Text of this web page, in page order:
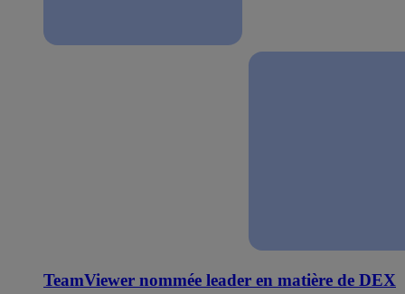
TeamViewer nommée leader en matière de DEX